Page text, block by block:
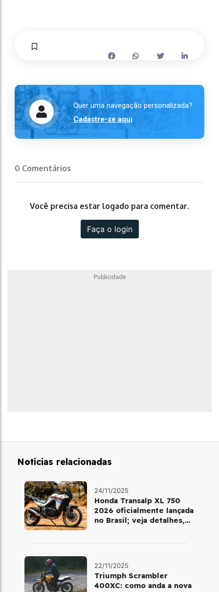
Quer uma navegação personalizada?
Cadastre-se aqui
0 Comentários
Você precisa estar logado para comentar.
Faça o login
Publicidade
Notícias relacionadas
24/11/2025
Honda Transalp XL 750
2026 oficialmente lançada
no Brasil; veja detalhes,
22/11/2025
Triumph Scrambler
400XC: como anda a nova